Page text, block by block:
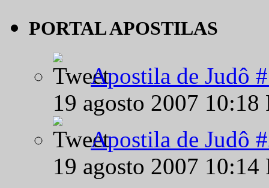
PORTAL APOSTILAS
Apostila de Judô
19 agosto 2007
Apostila de Judô
19 agosto 2007